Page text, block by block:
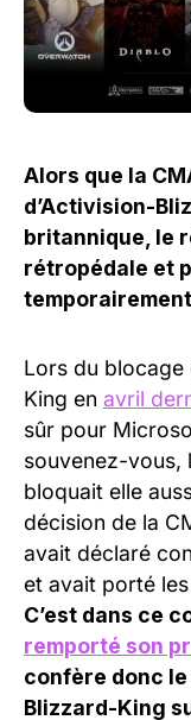
Alors que la
d’Activision-
britannique, le
rétropédale et
Lors du blocage
King en avril
sûr pour
souvenez-vous,
bloquait elle
décision de la
avait déclaré
et avait porté
C’est dans ce
remporté son
confère donc
Blizzard-King